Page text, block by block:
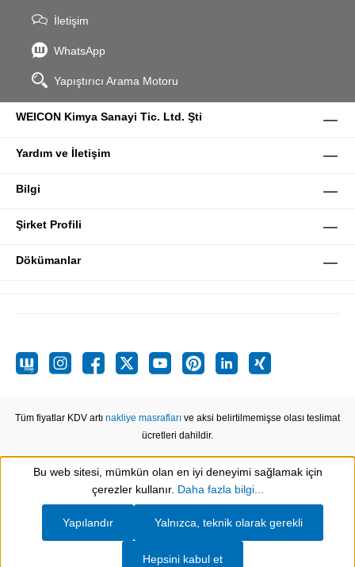
İletişim
WhatsApp
Yapıştırıcı Arama Motoru
WEICON Kimya Sanayi Tic. Ltd. Şti
Yardım ve İletişim
Bilgi
Şirket Profili
Dökümanlar
Tüm fiyatlar KDV artı nakliye masrafları ve aksi belirtilmemişse olası teslimat
ücretleri dahildir.
Show toolbar
Bu web sitesi, mümkün olan en iyi deneyimi sağlamak için
çerezler kullanır. Daha fazla bilgi...
Yalnızca, teknik olarak gerekli
Yapılandır
Hepsini kabul et